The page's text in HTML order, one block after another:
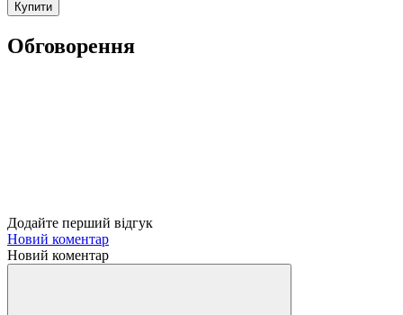
Купити
Обговорення
Додайте перший відгук
Новий коментар
Новий коментар